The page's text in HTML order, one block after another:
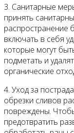
3. Санитарные
принять
распространение
включать в себя
которые могут
подметать и
органические
4. Уход за
обрезки сливов
повреждены.
предотвратить